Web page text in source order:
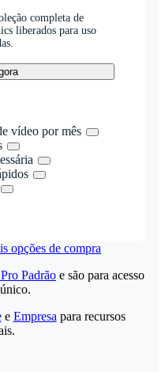
completa de
liberados para uso
vídeo por mês
opções de compra
Padrão e são para acesso
e Empresa para recursos